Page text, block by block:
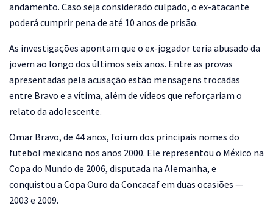
andamento. Caso seja considerado culpado, o ex-atacante
poderá cumprir pena de até 10 anos de prisão.
As investigações apontam que o ex-jogador teria abusado da
jovem ao longo dos últimos seis anos. Entre as provas
apresentadas pela acusação estão mensagens trocadas
entre Bravo e a vítima, além de vídeos que reforçariam o
relato da adolescente.
Omar Bravo, de 44 anos, foi um dos principais nomes do
futebol mexicano nos anos 2000. Ele representou o México na
Copa do Mundo de 2006, disputada na Alemanha, e
conquistou a Copa Ouro da Concacaf em duas ocasiões —
2003 e 2009.